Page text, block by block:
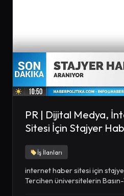
PR | Dijital Medya,
Sitesi İçin Stajyer
İş İlanları
internet haber sitesi için
Tercihen üniversitelerin Basın-